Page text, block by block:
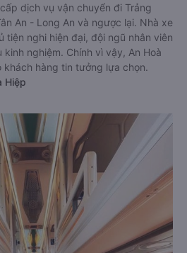
dịch vụ vận chuyển đi Trảng
An - Long An và ngược lại. Nhà xe
tiện nghi hiện đại, đội ngũ nhân viên
nghiệm. Chính vì vậy, An Hoà
hàng tin tưởng lựa chọn.
Hiệp